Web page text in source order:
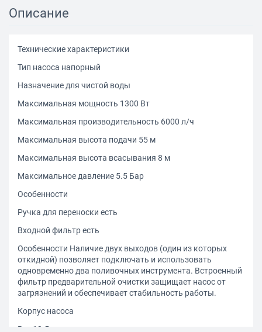
Описание
Технические характеристики
Тип насоса напорный
Назначение для чистой воды
Максимальная мощность 1300 Вт
Максимальная производительность 6000 л/ч
Максимальная высота подачи 55 м
Максимальная высота всасывания 8 м
Максимальное давление 5.5 Бар
Особенности
Ручка для переноски есть
Входной фильтр есть
Особенности Наличие двух выходов (один из которых
откидной) позволяет подключать и использовать
одновременно два поливочных инструмента. Встроенный
фильтр предварительной очистки защищает насос от
загрязнений и обеспечивает стабильность работы.
Корпус насоса
Вес 13.5 кг